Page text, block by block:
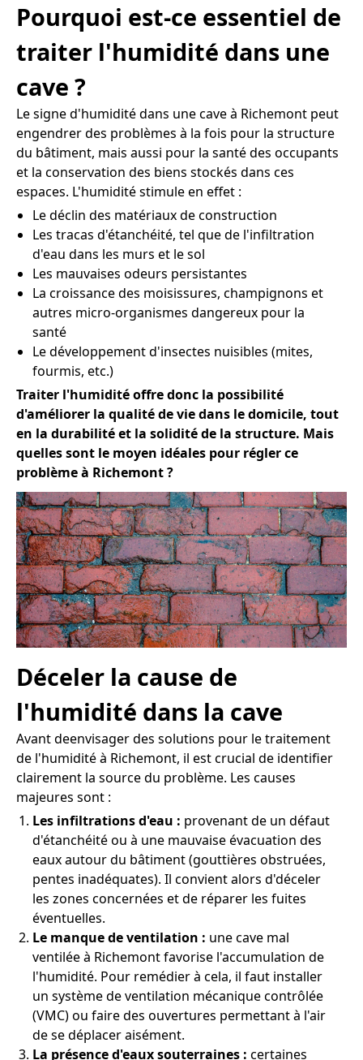
Pourquoi est-ce essentiel de
traiter l'humidité dans une
cave ?
Le signe d'humidité dans une cave à Richemont peut
engendrer des problèmes à la fois pour la structure
du bâtiment, mais aussi pour la santé des occupants
et la conservation des biens stockés dans ces
espaces. L'humidité stimule en effet :
Le déclin des matériaux de construction
Les tracas d'étanchéité, tel que de l'infiltration
d'eau dans les murs et le sol
Les mauvaises odeurs persistantes
La croissance des moisissures, champignons et
autres micro-organismes dangereux pour la
santé
Le développement d'insectes nuisibles (mites,
fourmis, etc.)
Traiter l'humidité offre donc la possibilité
d'améliorer la qualité de vie dans le domicile, tout
en la durabilité et la solidité de la structure. Mais
quelles sont le moyen idéales pour régler ce
problème à Richemont ?
Déceler la cause de
l'humidité dans la cave
Avant deenvisager des solutions pour le traitement
de l'humidité à Richemont, il est crucial de identifier
clairement la source du problème. Les causes
majeures sont :
Les infiltrations d'eau : provenant de un défaut
d'étanchéité ou à une mauvaise évacuation des
eaux autour du bâtiment (gouttières obstruées,
pentes inadéquates). Il convient alors d'déceler
les zones concernées et de réparer les fuites
éventuelles.
Le manque de ventilation : une cave mal
ventilée à Richemont favorise l'accumulation de
l'humidité. Pour remédier à cela, il faut installer
un système de ventilation mécanique contrôlée
(VMC) ou faire des ouvertures permettant à l'air
de se déplacer aisément.
La présence d'eaux souterraines : certaines